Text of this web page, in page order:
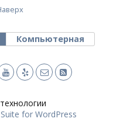
Компьютерная
for WordPress